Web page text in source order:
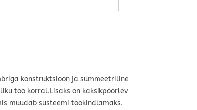
konstruktsioon ja sümmeetriline
töö korral.Lisaks on kaksikpöörlev
muudab süsteemi töökindlamaks.